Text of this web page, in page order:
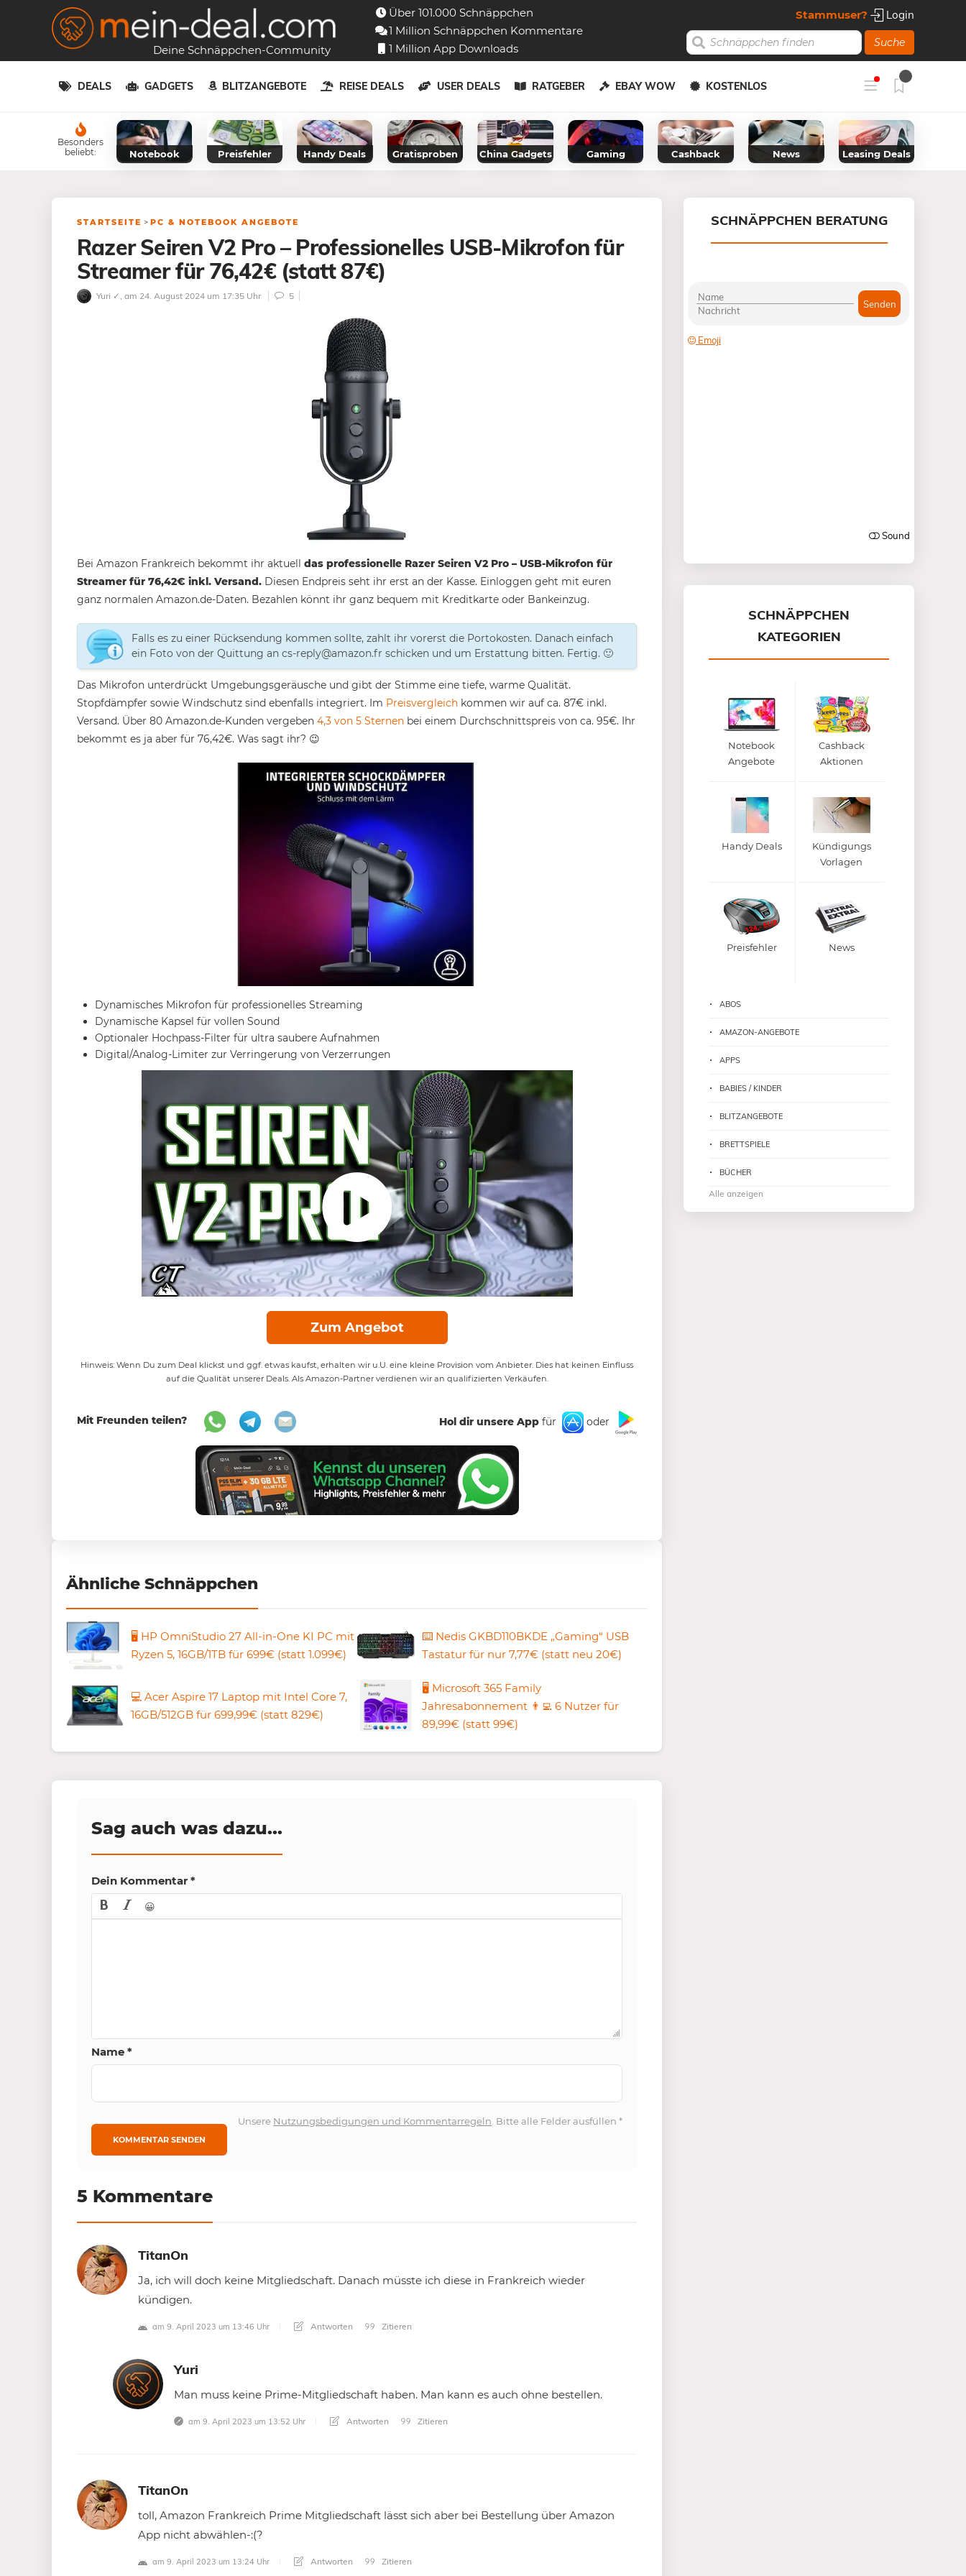
Deine Schnäppchen-Community
Über 101.000 Schnäppchen
1 Million Schnäppchen Kommentare
1 Million App Downloads
Stammuser? Login
Suche
DEALS GADGETS BLITZANGEBOTE REISE DEALS USER DEALS RATGEBER EBAY WOW KOSTENLOS
Besonders
beliebt:
Notebook Preisfehler Handy Deals Gratisproben China Gadgets Gaming Cashback News Leasing Deals
STARTSEITE > PC & NOTEBOOK ANGEBOTE
Razer Seiren V2 Pro – Professionelles USB-Mikrofon für
Streamer für 76,42€ (statt 87€)
Yuri ✓ , am 24. August 2024 um 17:35 Uhr 5
Bei Amazon Frankreich bekommt ihr aktuell das professionelle Razer Seiren V2 Pro – USB-Mikrofon für
Streamer für 76,42€ inkl. Versand. Diesen Endpreis seht ihr erst an der Kasse. Einloggen geht mit euren
ganz normalen Amazon.de-Daten. Bezahlen könnt ihr ganz bequem mit Kreditkarte oder Bankeinzug.
Falls es zu einer Rücksendung kommen sollte, zahlt ihr vorerst die Portokosten. Danach einfach
ein Foto von der Quittung an cs-reply@amazon.fr schicken und um Erstattung bitten. Fertig. 🙂
Das Mikrofon unterdrückt Umgebungsgeräusche und gibt der Stimme eine tiefe, warme Qualität.
Stopfdämpfer sowie Windschutz sind ebenfalls integriert. Im Preisvergleich kommen wir auf ca. 87€ inkl.
Versand. Über 80 Amazon.de-Kunden vergeben 4,3 von 5 Sternen bei einem Durchschnittspreis von ca. 95€. Ihr
bekommt es ja aber für 76,42€. Was sagt ihr? 😉
Dynamisches Mikrofon für professionelles Streaming
Dynamische Kapsel für vollen Sound
Optionaler Hochpass-Filter für ultra saubere Aufnahmen
Digital/Analog-Limiter zur Verringerung von Verzerrungen
Zum Angebot
Hinweis: Wenn Du zum Deal klickst und ggf. etwas kaufst, erhalten wir u.U. eine kleine Provision vom Anbieter. Dies hat keinen Einfluss
auf die Qualität unserer Deals. Als Amazon-Partner verdienen wir an qualifizierten Verkäufen.
Mit Freunden teilen? Hol dir unsere App für oder
Ähnliche Schnäppchen
🖥️ HP OmniStudio 27 All-in-One KI PC mit
Ryzen 5, 16GB/1TB für 699€ (statt 1.099€)
⌨️ Nedis GKBD110BKDE „Gaming“ USB
Tastatur für nur 7,77€ (statt neu 20€)
💻 Acer Aspire 17 Laptop mit Intel Core 7,
16GB/512GB für 699,99€ (statt 829€)
🖥️ Microsoft 365 Family
Jahresabonnement 👨‍💻 6 Nutzer für
89,99€ (statt 99€)
Sag auch was dazu...
Dein Kommentar *
😀
Name *
Unsere Nutzungsbedigungen und Kommentarregeln. Bitte alle Felder ausfüllen*
5 Kommentare
TitanOn
Ja, ich will doch keine Mitgliedschaft. Danach müsste ich diese in Frankreich wieder
kündigen.
am 9. April 2023 um 13:46 Uhr Antworten Zitieren
Yuri
Man muss keine Prime-Mitgliedschaft haben. Man kann es auch ohne bestellen.
am 9. April 2023 um 13:52 Uhr Antworten Zitieren
TitanOn
toll, Amazon Frankreich Prime Mitgliedschaft lässt sich aber bei Bestellung über Amazon
App nicht abwählen-:(?
am 9. April 2023 um 13:24 Uhr Antworten Zitieren
SCHNÄPPCHEN BERATUNG
SCHNÄPPCHEN
KATEGORIEN
Notebook
Angebote
Cashback
Aktionen
Handy Deals
Kündigungs
Vorlagen
Preisfehler News
ABOS
AMAZON-ANGEBOTE
APPS
BABIES / KINDER
BLITZANGEBOTE
BRETTSPIELE
BÜCHER
Alle anzeigen